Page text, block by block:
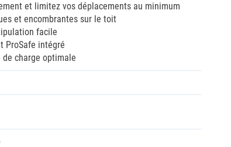
et limitez vos déplacements au minimum
et encombrantes sur le toit
facile
ProSafe intégré
charge optimale